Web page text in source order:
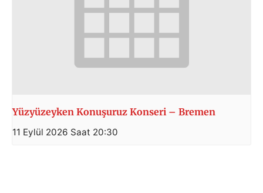
Yüzyüzeyken Konuşuruz Konseri – Bremen
11 Eylül 2026 Saat 20:30